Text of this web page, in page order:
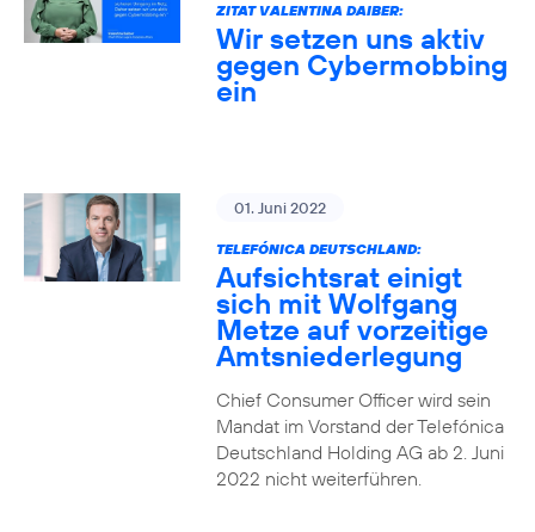
ZITAT VALENTINA DAIBER:
Wir setzen uns aktiv
gegen Cybermobbing
ein
01. Juni 2022
TELEFÓNICA DEUTSCHLAND:
Aufsichtsrat einigt
sich mit Wolfgang
Metze auf vorzeitige
Amtsniederlegung
Chief Consumer Officer wird sein
Mandat im Vorstand der Telefónica
Deutschland Holding AG ab 2. Juni
2022 nicht weiterführen.